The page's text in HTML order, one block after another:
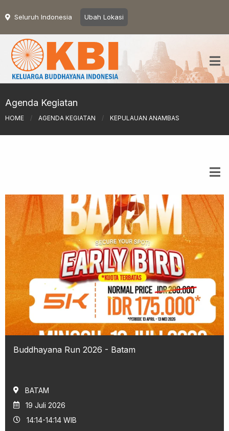
Seluruh Indonesia Ubah Lokasi
Agenda Kegiatan
HOME / AGENDA KEGIATAN / KEPULAUAN ANAMBAS
Buddhayana Run 2026 - Batam
BATAM
19 Juli 2026
14:14-14:14 WIB